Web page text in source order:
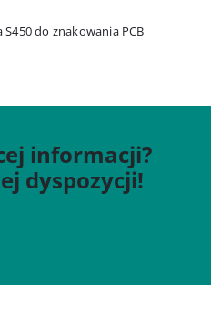
S450 do znakowania PCB
informacji?
dyspozycji!